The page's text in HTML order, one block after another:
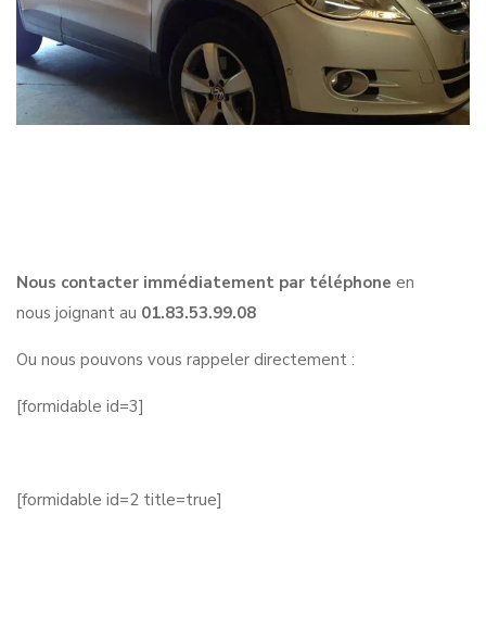
Nous contacter immédiatement par téléphone en
nous joignant au 01.83.53.99.08
Ou nous pouvons vous rappeler directement :
[formidable id=3]
[formidable id=2 title=true]